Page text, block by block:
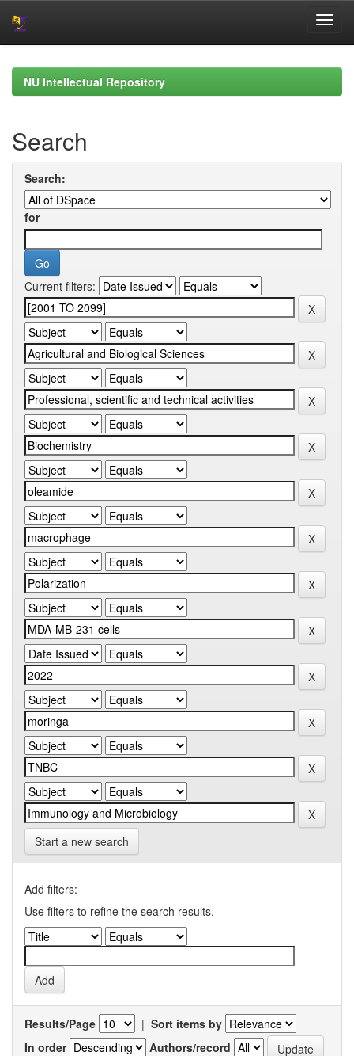
navigationNU Intellectual Repository
Search
Search:
for
Current filters:
Start a new search
Add filters:
Use filters to refine the search results.
Results/Page | Sort items by
In order
Authors/record